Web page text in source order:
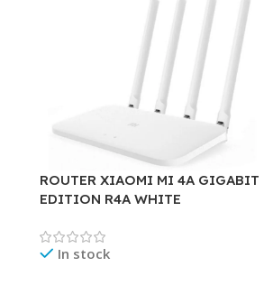
ROUTER XIAOMI MI 4A GIGABIT
EDITION R4A WHITE
In stock